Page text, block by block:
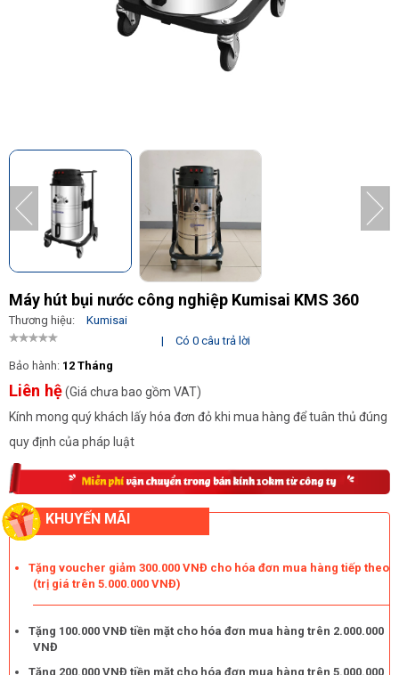
Máy hút bụi nước công nghiệp Kumisai KMS 360
Thương hiệu:
Kumisai
|
Có 0 câu trả lời
Bảo hành: 12 Tháng
Liên hệ(Giá chưa bao gồm VAT)
Kính mong quý khách lấy hóa đơn đỏ khi mua hàng để tuân thủ đúng
quy định của pháp luật
KHUYẾN MÃI
Tặng voucher giảm 300.000 VNĐ cho hóa đơn mua hàng tiếp theo
(trị giá trên 5.000.000 VNĐ)
Tặng 100.000 VNĐ tiền mặt cho hóa đơn mua hàng trên 2.000.000
VNĐ
Tặng 200.000 VNĐ tiền mặt cho hóa đơn mua hàng trên 5.000.000